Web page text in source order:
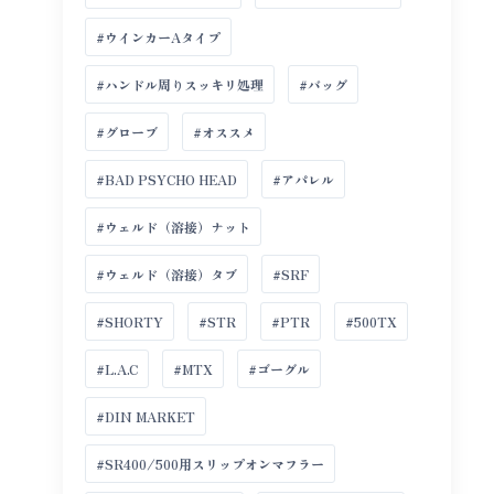
#ウインカーAタイプ
#ハンドル周りスッキリ処理 #バッグ
#グローブ #オススメ
#BAD PSYCHO HEAD #アパレル
#ウェルド（溶接）ナット
#ウェルド（溶接）タブ #SRF
#SHORTY #STR #PTR #500TX
#L.A.C #MTX #ゴーグル
#DIN MARKET
#SR400/500用スリップオンマフラー